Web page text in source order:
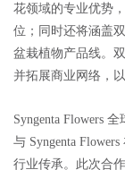
花领域的专业优势
位；同时还将涵盖
盆栽植物产品线。
并拓展商业网络，
Syngenta Flowers
与 Syngenta
行业传承。此次合